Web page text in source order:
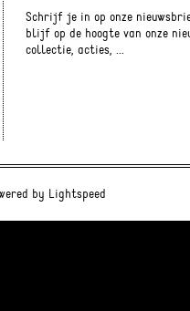
Schrijf je in op onze
blijf op de hoogte van onze
collectie, acties, ...
by Lightspeed